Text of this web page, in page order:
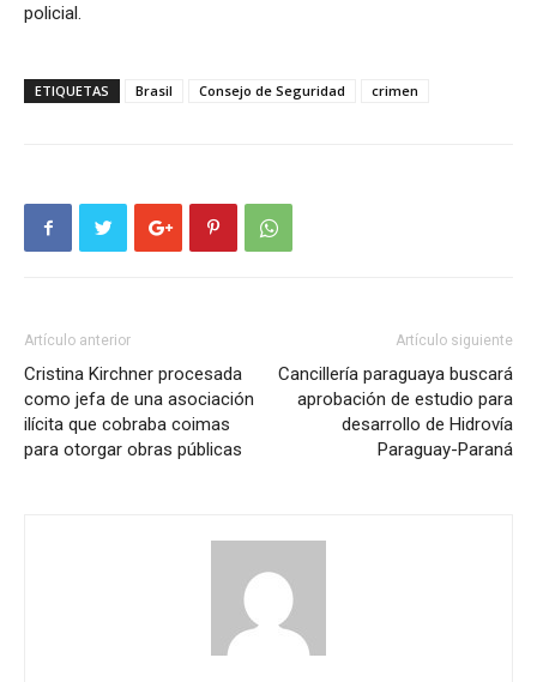
policial.
ETIQUETAS Brasil Consejo de Seguridad crimen
Artículo anterior
Cristina Kirchner procesada
como jefa de una asociación
ilícita que cobraba coimas
para otorgar obras públicas
Artículo siguiente
Cancillería paraguaya buscará
aprobación de estudio para
desarrollo de Hidrovía
Paraguay-Paraná